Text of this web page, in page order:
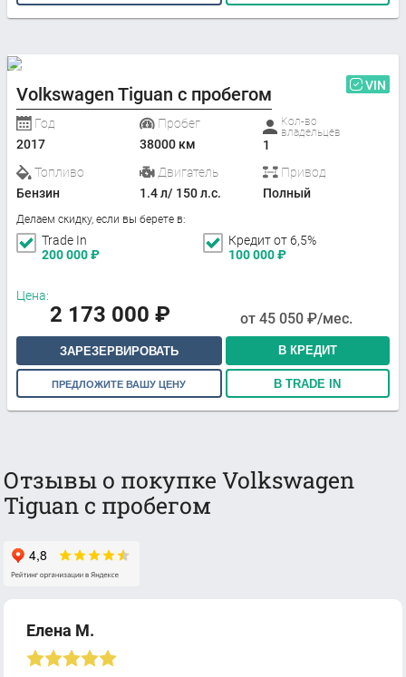
Volkswagen Tiguan с пробегом VIN
Год
2017
Пробег
38000 км
Кол-во
владельцев
1
Топливо
Бензин
Двигатель
1.4 л/ 150 л.с.
Привод
Полный
Делаем скидку, если вы берете в:
Trade In
200 000₽
Кредит от 6,5%
100 000₽
Цена:
2 173 000 ₽ от 45 050 ₽/мес.
ЗАРЕЗЕРВИРОВАТЬ В КРЕДИТ
ПРЕДЛОЖИТЕ ВАШУ ЦЕНУ В TRADE IN
Отзывы о покупке Volkswagen
Tiguan с пробегом
Елена М.